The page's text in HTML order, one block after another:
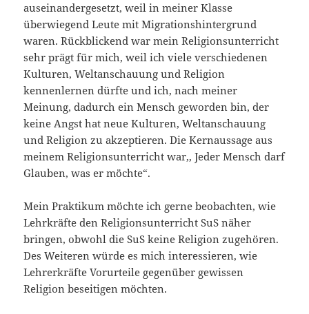
auseinandergesetzt, weil in meiner Klasse
überwiegend Leute mit Migrationshintergrund
waren. Rückblickend war mein Religionsunterricht
sehr prägt für mich, weil ich viele verschiedenen
Kulturen, Weltanschauung und Religion
kennenlernen dürfte und ich, nach meiner
Meinung, dadurch ein Mensch geworden bin, der
keine Angst hat neue Kulturen, Weltanschauung
und Religion zu akzeptieren. Die Kernaussage aus
meinem Religionsunterricht war,, Jeder Mensch darf
Glauben, was er möchte“.
Mein Praktikum möchte ich gerne beobachten, wie
Lehrkräfte den Religionsunterricht SuS näher
bringen, obwohl die SuS keine Religion zugehören.
Des Weiteren würde es mich interessieren, wie
Lehrerkräfte Vorurteile gegenüber gewissen
Religion beseitigen möchten.